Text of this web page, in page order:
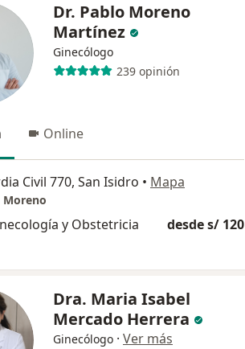
Dr. Pablo Moreno
Martínez
Ginecólogo
239 opinión
Online
Civil 770, San Isidro • Mapa
Moreno
y Obstetricia desde s/ 120
Dra. Maria Isabel
Mercado Herrera
Ginecólogo · Ver más